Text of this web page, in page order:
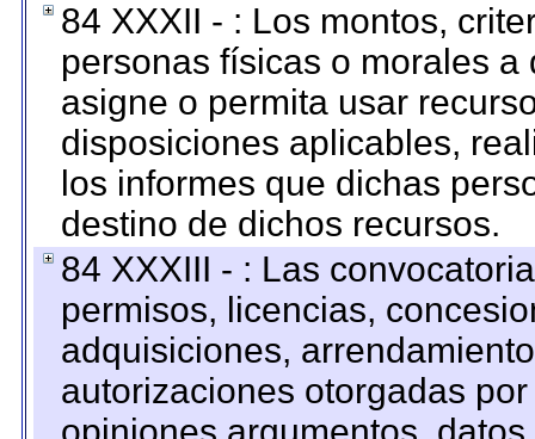
84 XXXII - : Los montos,
personas físicas o morales
asigne o permita usar
disposiciones aplicables,
los informes que dichas
destino de dichos recursos.
84 XXXIII - : Las
permisos, licencias,
adquisiciones,
autorizaciones otorgadas